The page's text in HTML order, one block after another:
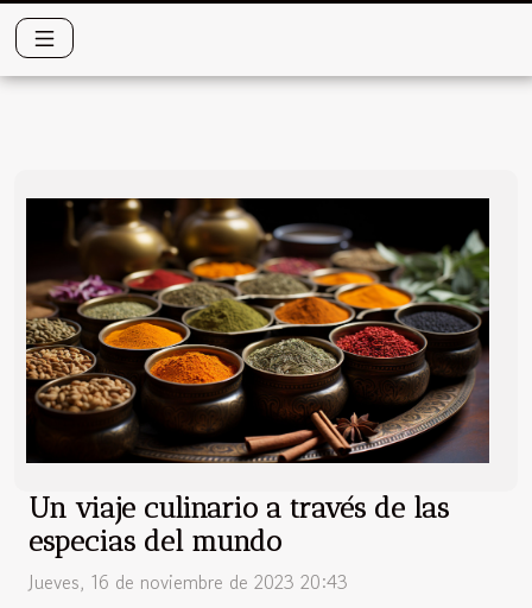
Un viaje culinario a través de las
especias del mundo
Jueves, 16 de noviembre de 2023 20:43